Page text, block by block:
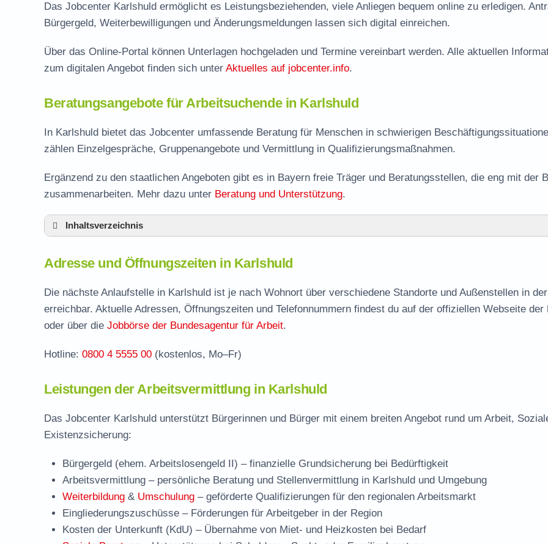
Das Jobcenter Karlshuld ermöglicht es Leistungsbeziehenden, viele Anliegen bequem online zu erledigen.
Bürgergeld, Weiterbewilligungen und Änderungsmeldungen lassen sich digital einreichen.
Über das Online-Portal können Unterlagen hochgeladen und Termine vereinbart werden. Alle aktuellen
zum digitalen Angebot finden sich unter Aktuelles auf jobcenter.info.
Beratungsangebote für Arbeitsuchende in Karlshuld
In Karlshuld bietet das Jobcenter umfassende Beratung für Menschen in schwierigen
zählen Einzelgespräche, Gruppenangebote und Vermittlung in Qualifizierungsmaßnahmen.
Ergänzend zu den staatlichen Angeboten gibt es in Bayern freie Träger und Beratungsstellen, die eng mit der
zusammenarbeiten. Mehr dazu unter Beratung und Unterstützung.
Inhaltsverzeichnis
Leistungen der Arbeitsvermittlung in Karlshuld
Termin vereinbaren und Bürgergeld beantragen
Jobcenter Neuburg-Schrobenhausen – zuständige Stelle
Stellenangebote und Jobbörse in Karlshuld
Häufige Fragen rund ums Jobcenter
Adresse und Öffnungszeiten in Karlshuld
Die nächste Anlaufstelle in Karlshuld ist je nach Wohnort über verschiedene Standorte und Außenstellen in
erreichbar. Aktuelle Adressen, Öffnungszeiten und Telefonnummern findest du auf der offiziellen Webseite der
oder über die Jobbörse der Bundesagentur für Arbeit.
Hotline: 0800 4 5555 00 (kostenlos, Mo–Fr)
Leistungen der Arbeitsvermittlung in Karlshuld
Das Jobcenter Karlshuld unterstützt Bürgerinnen und Bürger mit einem breiten Angebot rund um Arbeit,
Existenzsicherung:
Bürgergeld (ehem. Arbeitslosengeld II) – finanzielle Grundsicherung bei Bedürftigkeit
Arbeitsvermittlung – persönliche Beratung und Stellenvermittlung in Karlshuld und Umgebung
Weiterbildung & Umschulung – geförderte Qualifizierungen für den regionalen Arbeitsmarkt
Eingliederungszuschüsse – Förderungen für Arbeitgeber in der Region
Kosten der Unterkunft (KdU) – Übernahme von Miet- und Heizkosten bei Bedarf